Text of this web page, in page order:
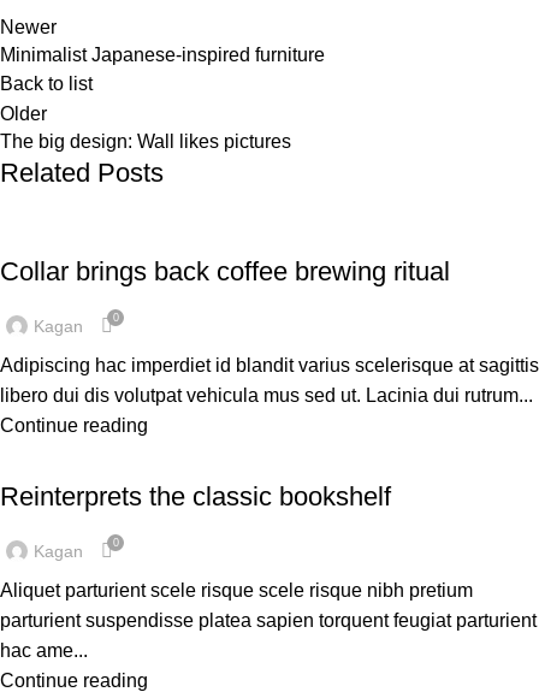
Newer
Minimalist Japanese-inspired furniture
Back to list
Older
The big design: Wall likes pictures
Related Posts
Collar brings back coffee brewing ritual
Kagan 0
Adipiscing hac imperdiet id blandit varius scelerisque at sagittis
libero dui dis volutpat vehicula mus sed ut. Lacinia dui rutrum...
Continue reading
Reinterprets the classic bookshelf
Kagan 0
Aliquet parturient scele risque scele risque nibh pretium
parturient suspendisse platea sapien torquent feugiat parturient
hac ame...
Continue reading